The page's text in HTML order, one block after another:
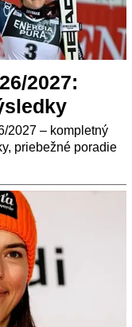
2027:
2027 – kompletný
priebežné poradie